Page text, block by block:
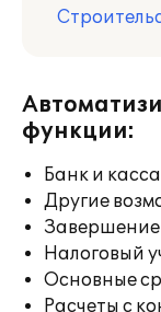
функции:
Банк и касса
Другие
Налоговый
Основные
Расчеты с